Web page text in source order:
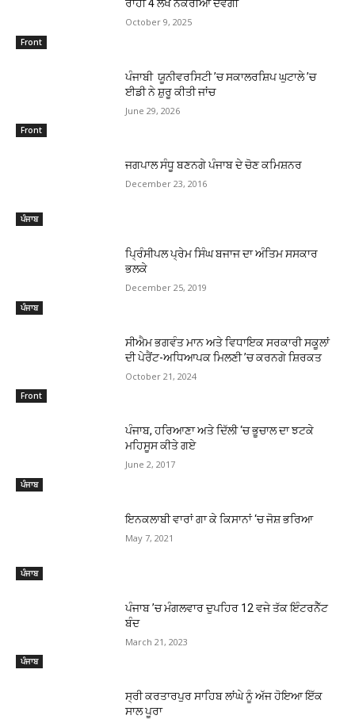
Front
ਰਾਹੀਂ 4 ਲੱਖ ਨੌਕਰੀਆਂ ਦੇਵੇਗੀ
October 9, 2025
Front
ਪੰਜਾਬੀ ਯੂਨੀਵਰਸਿਟੀ ’ਚ ਸਕਾਲਰਸ਼ਿਪ ਘੁਟਾਲੇ ’ਚ
ਈਡੀ ਨੇ ਸ਼ੁਰੂ ਕੀਤੀ ਜਾਂਚ
June 29, 2026
ਪੰਜਾਬ
ਜਗਪਾਲ ਸੰਧੂ ਬਣਨਗੇ ਪੰਜਾਬ ਦੇ ਚੋਣ ਕਮਿਸ਼ਨਰ
December 23, 2016
ਪੰਜਾਬ
ਪ੍ਰਿੰਸੀਪਲ ਪ੍ਰੇਮ ਸਿੰਘ ਬਜਾਜ ਦਾ ਅੰਤਿਮ ਸਸਕਾਰ
ਭਲਕੇ
December 25, 2019
Front
ਸੀਐਮ ਭਗਵੰਤ ਮਾਨ ਅਤੇ ਵਿਧਾਇਕ ਸਰਕਾਰੀ ਸਕੂਲਾਂ
ਦੀ ਪੇਰੈਂਟ-ਅਧਿਆਪਕ ਮਿਲਣੀ ’ਚ ਕਰਨਗੇ ਸ਼ਿਰਕਤ
October 21, 2024
ਪੰਜਾਬ
ਪੰਜਾਬ, ਹਰਿਆਣਾ ਅਤੇ ਦਿੱਲੀ ‘ਚ ਭੂਚਾਲ ਦਾ ਝਟਕੇ
ਮਹਿਸੂਸ ਕੀਤੇ ਗਏ
June 2, 2017
ਪੰਜਾਬ
ਇਨਕਲਾਬੀ ਵਾਰਾਂ ਗਾ ਕੇ ਕਿਸਾਨਾਂ ‘ਚ ਜੋਸ਼ ਭਰਿਆ
May 7, 2021
ਪੰਜਾਬ
ਪੰਜਾਬ ’ਚ ਮੰਗਲਵਾਰ ਦੁਪਹਿਰ 12 ਵਜੇ ਤੱਕ ਇੰਟਰਨੈੱਟ
ਬੰਦ
March 21, 2023
ਸ੍ਰੀ ਕਰਤਾਰਪੁਰ ਸਾਹਿਬ ਲਾਂਘੇ ਨੂੰ ਅੱਜ ਹੋਇਆ ਇੱਕ
ਸਾਲ ਪੂਰਾ